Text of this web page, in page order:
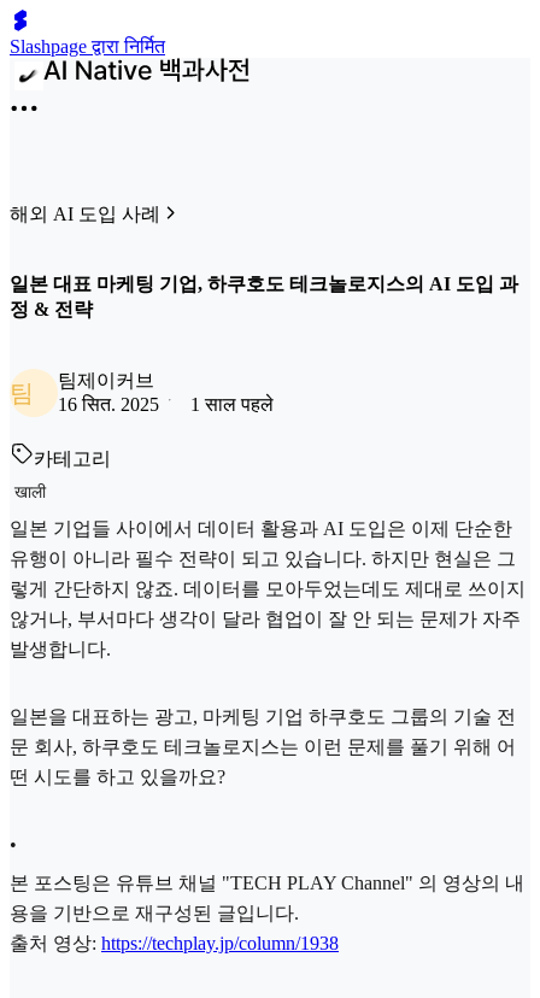
Slashpage द्वारा निर्मित
해외 AI 도입 사례
일본 대표 마케팅 기업, 하쿠호도 테크놀로지스의 AI 도입 과
정 & 전략
팀
팀제이커브
16 सित. 2025
1 साल पहले
카테고리
खाली
일본 기업들 사이에서 데이터 활용과 AI 도입은 이제 단순한
유행이 아니라 필수 전략이 되고 있습니다. 하지만 현실은 그
렇게 간단하지 않죠. 데이터를 모아두었는데도 제대로 쓰이지
않거나, 부서마다 생각이 달라 협업이 잘 안 되는 문제가 자주
발생합니다.
일본을 대표하는 광고, 마케팅 기업 하쿠호도 그룹의 기술 전
문 회사, 하쿠호도 테크놀로지스는 이런 문제를 풀기 위해 어
떤 시도를 하고 있을까요?
•
본 포스팅은 유튜브 채널 "TECH PLAY Channel" 의 영상의 내
용을 기반으로 재구성된 글입니다.
출처 영상: https://techplay.jp/column/1938